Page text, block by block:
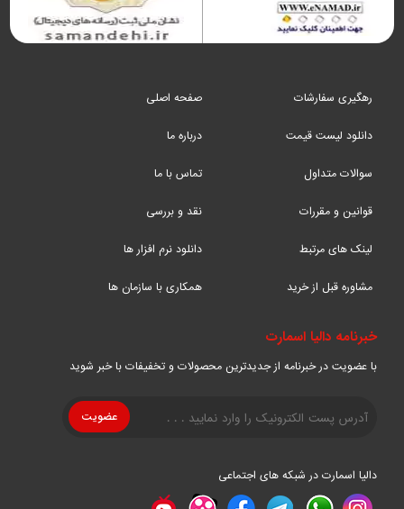
رهگیری سفارشات
دانلود لیست قیمت
سوالات متداول
قوانین و مقررات
لینک های مرتبط
مشاوره قبل از خرید
صفحه اصلی
درباره ما
تماس با ما
نقد و بررسی
دانلود نرم افزار ها
همکاری با سازمان ها
خبرنامه دالیا اسمارت
با عضویت در خبرنامه از جدیدترین محصولات و تخفیفات با خبر شوید
دالیا اسمارت در شبکه های اجتماعی